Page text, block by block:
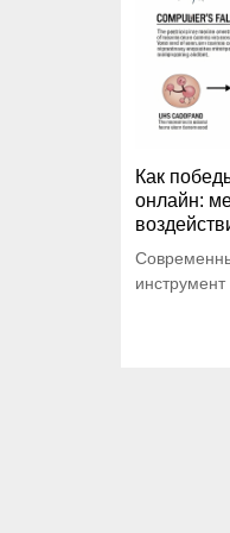
Как
онлайн:
инструмент